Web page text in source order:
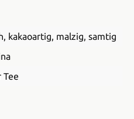
, kakaoartig, malzig, samtig
Tee